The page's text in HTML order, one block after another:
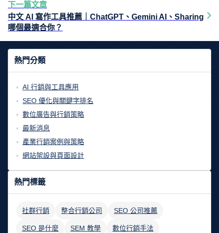
下一篇文章
中文 AI 寫作工具推薦｜ChatGPT、Gemini AI、Sharing
哪個最適合你？
熱門分類
AI 行銷與工具應用
SEO 優化與關鍵字排名
數位廣告與行銷策略
最新消息
產業行銷案例與策略
網站架設與頁面設計
熱門標籤
社群行銷 整合行銷公司 SEO 公司推薦
SEO 是什麼 SEM 教學 數位行銷手法